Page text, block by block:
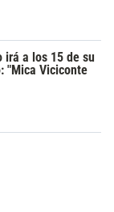
irá a los 15 de su
"Mica Viciconte